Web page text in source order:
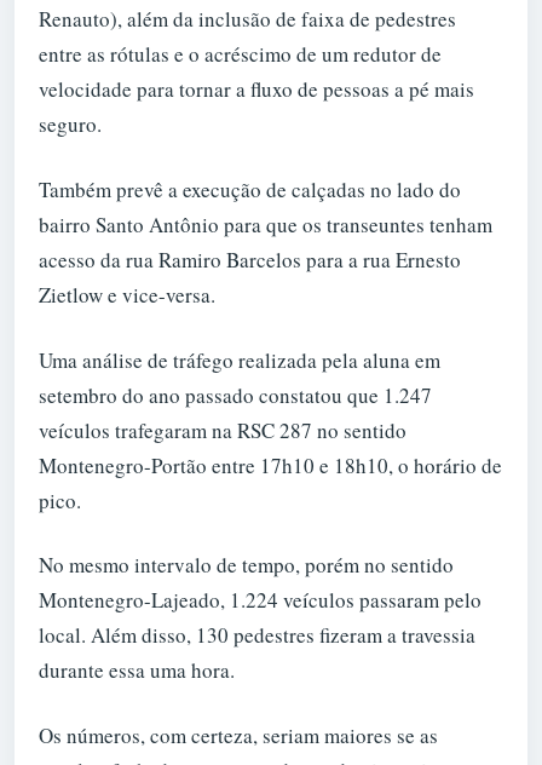
Renauto), além da inclusão de faixa de pedestres
entre as rótulas e o acréscimo de um redutor de
velocidade para tornar a fluxo de pessoas a pé mais
seguro.
Também prevê a execução de calçadas no lado do
bairro Santo Antônio para que os transeuntes tenham
acesso da rua Ramiro Barcelos para a rua Ernesto
Zietlow e vice-versa.
Uma análise de tráfego realizada pela aluna em
setembro do ano passado constatou que 1.247
veículos trafegaram na RSC 287 no sentido
Montenegro-Portão entre 17h10 e 18h10, o horário de
pico.
No mesmo intervalo de tempo, porém no sentido
Montenegro-Lajeado, 1.224 veículos passaram pelo
local. Além disso, 130 pedestres fizeram a travessia
durante essa uma hora.
Os números, com certeza, seriam maiores se as